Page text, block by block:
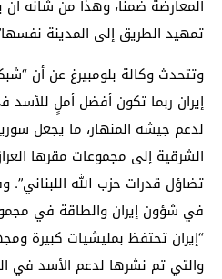
المعارضة ضمناً، وهذا من شأنه
تمهيد الطريق إلى المدينة
وتتحدث وكالة بلومبيرغ عن أن
إيران ربما تكون أفضل أملٍ للأسد
لدعم جيشه المنهار، ما يجعل
الشرقية إلى مجموعات مقرها
تضاؤل قدرات حزب الله اللبناني”.
في شؤون إيران والطاقة في
“إيران تحتفظ بمليشيات كبيرة
والتي تم نشرها لدعم الأسد في